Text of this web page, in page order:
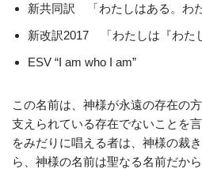
新共同訳 「わたしはある。わ
新改訳2017 「わたしは『わた
ESV “I am who I am”
この名前は、神様が永遠の存在の
支えられている存在でないことを
をみだりに唱える者は、神様の裁
ら、神様の名前は聖なる名前だか